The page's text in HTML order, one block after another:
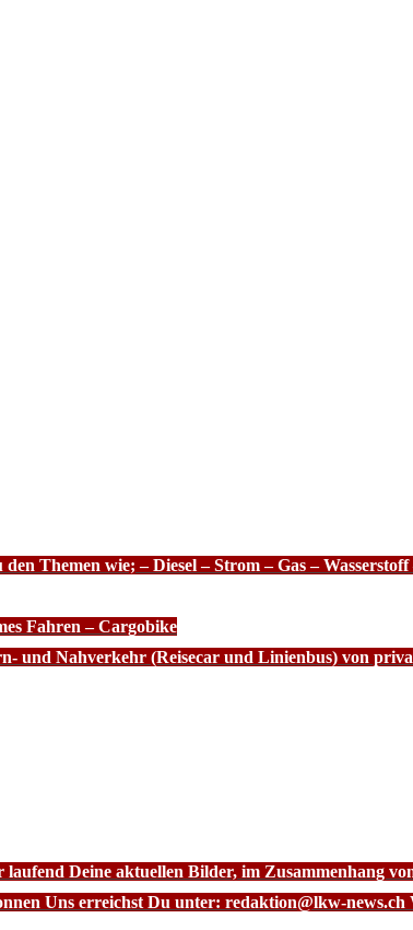
Themen wie; – Diesel – Strom – Gas –
Fahren – Cargobike
und Nahverkehr (Reisecar und Linienbus) von
Deine aktuellen Bilder, im Zusammenhang
Uns erreichst Du unter: redaktion@lkw-